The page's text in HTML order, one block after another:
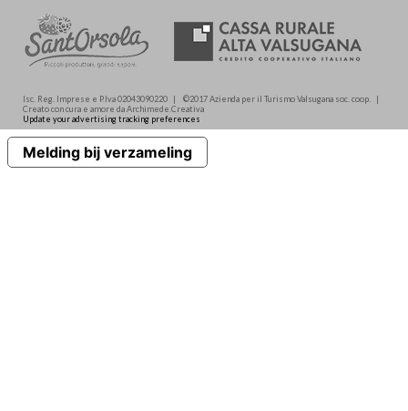
Isc. Reg. Imprese e P.Iva 02043090220 | ©2017 Azienda per il Turismo Valsugana soc. coop. |
Creato con cura e amore da Archimede.Creativa
Update your advertising tracking preferences
Melding bij verzameling